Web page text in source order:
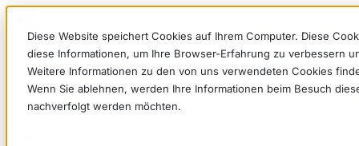
Diese Website speichert Cookies auf Ihrem Computer. Diese
diese Informationen, um Ihre Browser-Erfahrung zu verbessern
Weitere Informationen zu den von uns verwendeten Cookies
Wenn Sie ablehnen, werden Ihre Informationen beim Besuch
nachverfolgt werden möchten.
EnglishDeutschFrançais Español Italiano